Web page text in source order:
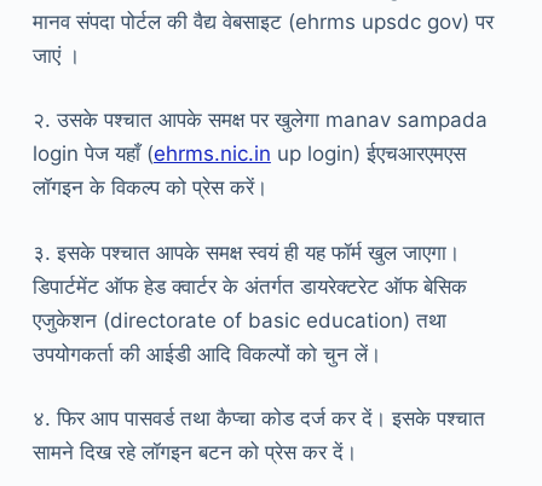
मानव संपदा पोर्टल की वैद्य वेबसाइट (ehrms upsdc gov) पर
जाएं ।
२. उसके पश्चात आपके समक्ष पर खुलेगा manav sampada
login पेज यहाँ (ehrms.nic.in up login) ईएचआरएमएस
लॉगइन के विकल्प को प्रेस करें।
३. इसके पश्चात आपके समक्ष स्वयं ही यह फॉर्म खुल जाएगा।
डिपार्टमेंट ऑफ हेड क्वार्टर के अंतर्गत डायरेक्टरेट ऑफ बेसिक
एजुकेशन (directorate of basic education) तथा
उपयोगकर्ता की आईडी आदि विकल्पों को चुन लें।
४. फिर आप पासवर्ड तथा कैप्चा कोड दर्ज कर दें। इसके पश्चात
सामने दिख रहे लॉगइन बटन को प्रेस कर दें।